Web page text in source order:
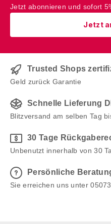
Jetzt abonnieren und sofort
Jetzt
Trusted Shops
Geld zurück Garantie
Schnelle Lieferung
Blitzversand am selben Tag
30 Tage
Unbenutzt innerhalb von 30
Persönliche
Sie erreichen uns unter